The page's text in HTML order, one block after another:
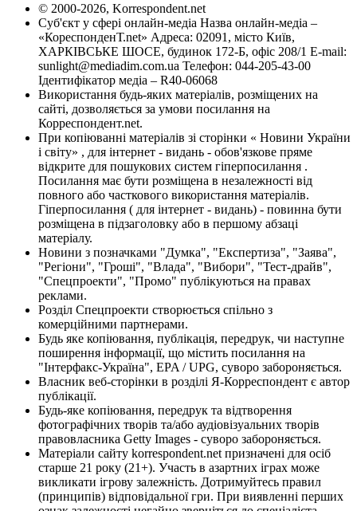
© 2000-2026, Korrespondent.net
Суб'єкт у сфері онлайн-медіа Назва онлайн-медіа –
«КореспонденТ.net» Адреса: 02091, місто Київ,
ХАРКІВСЬКЕ ШОСЕ, будинок 172-Б, офіс 208/1 E-mail:
sunlight@mediadim.com.ua Телефон: 044-205-43-00
Ідентифікатор медіа – R40-06068
Використання будь-яких матеріалів, розміщених на
сайті, дозволяється за умови посилання на
Корреспондент.net.
При копіюванні матеріалів зі сторінки « Новини України
і світу» , для інтернет - видань - обов'язкове пряме
відкрите для пошукових систем гіперпосилання .
Посилання має бути розміщена в незалежності від
повного або часткового використання матеріалів.
Гіперпосилання ( для інтернет - видань) - повинна бути
розміщена в підзаголовку або в першому абзаці
матеріалу.
Новини з позначками "Думка", "Експертиза", "Заява",
"Регіони", "Гроші", "Влада", "Вибори", "Тест-драйв",
"Спецпроекти", "Промо" публікуються на правах
реклами.
Розділ Спецпроекти створюється спільно з
комерційними партнерами.
Будь яке копіювання, публікація, передрук, чи наступне
поширення інформації, що містить посилання на
"Інтерфакс-Україна", EPA / UPG, суворо забороняється.
Власник веб-сторінки в розділі Я-Корреспондент є автор
публікації.
Будь-яке копіювання, передрук та відтворення
фотографічних творів та/або аудіовізуальних творів
правовласника Getty Images - суворо забороняється.
Матеріали сайту korrespondent.net призначені для осіб
старше 21 року (21+). Участь в азартних іграх може
викликати ігрову залежність. Дотримуйтесь правил
(принципів) відповідальної гри. При виявленні перших